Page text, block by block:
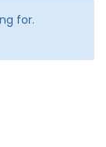
for.